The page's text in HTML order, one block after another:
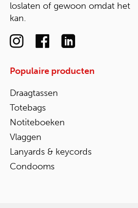
loslaten of gewoon omdat het
kan.
Populaire producten
Draagtassen
Totebags
Notiteboeken
Vlaggen
Lanyards & keycords
Condooms